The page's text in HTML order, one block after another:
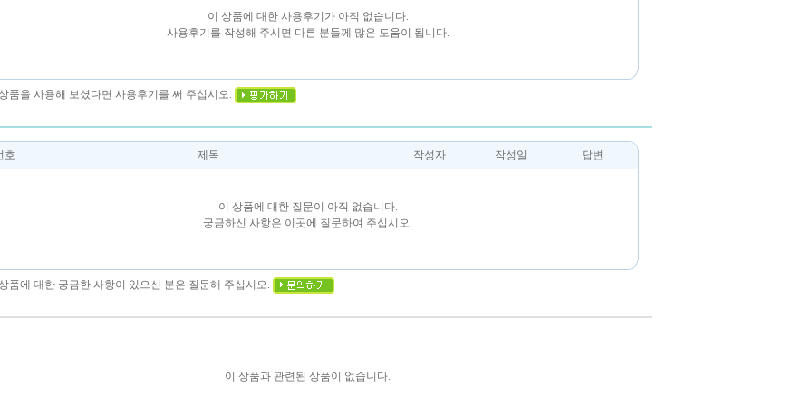
이 상품에 대한 사용후기가 아직 없습니다.
사용후기를 작성해 주시면 다른 분들께 많은 도움이 됩니다.
품을 사용해 보셨다면 사용후기를 써 주십시오.
호 제목 작성자 작성일 답변
이 상품에 대한 질문이 아직 없습니다.
궁금하신 사항은 이곳에 질문하여 주십시오.
품에 대한 궁금한 사항이 있으신 분은 질문해 주십시오.
이 상품과 관련된 상품이 없습니다.